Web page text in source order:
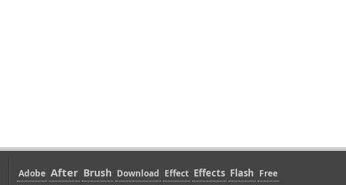
Adobe After Brush Download Effect Effects Flash Free